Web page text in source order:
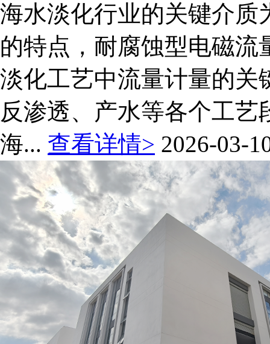
海水淡化行业的关键介质
的特点，耐腐蚀型电磁
淡化工艺中流量计量的关
反渗透、产水等各个工
海... 查看详情> 2026-03-